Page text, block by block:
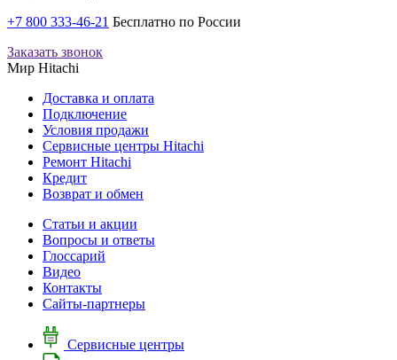
+7 800 333-46-21 Бесплатно по России
Заказать звонок
Мир Hitachi
Доставка и оплата
Подключение
Условия продажи
Сервисные центры Hitachi
Ремонт Hitachi
Кредит
Возврат и обмен
Cтатьи и акции
Вопросы и ответы
Глоссарий
Видео
Контакты
Сайты-партнеры
Сервисные центры